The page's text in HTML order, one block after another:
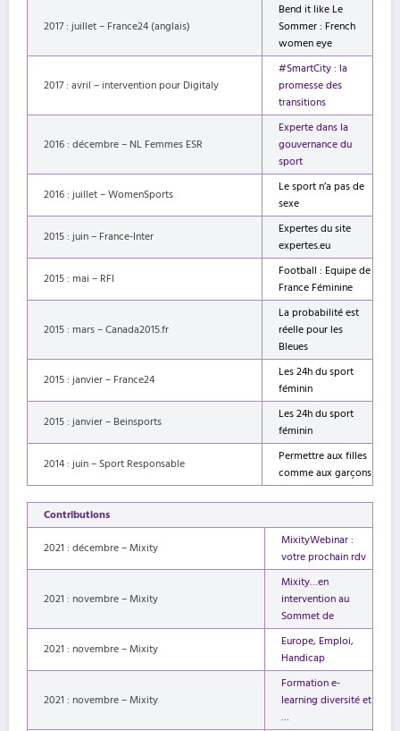
2017 : juillet – France24 (anglais)
Bend it like Le
Sommer : French
women eye
2017 : avril – intervention pour Digitaly
#SmartCity : la
promesse des
transitions
2016 : décembre – NL Femmes ESR
Experte dans la
gouvernance du
sport
2016 : juillet – WomenSports
Le sport n’a pas de
sexe
2015 : juin – France-Inter
Expertes du site
expertes.eu
2015 : mai – RFI
Football : Equipe de
France Féminine
2015 : mars – Canada2015.fr
La probabilité est
réelle pour les
Bleues
2015 : janvier – France24
Les 24h du sport
féminin
2015 : janvier – Beinsports
Les 24h du sport
féminin
2014 : juin – Sport Responsable
Permettre aux filles
comme aux garçons
Contributions
2021 : décembre – Mixity
MixityWebinar :
votre prochain rdv
2021 : novembre – Mixity
Mixity…en
intervention au
Sommet de
2021 : novembre – Mixity
Europe, Emploi,
Handicap
2021 : novembre – Mixity
Formation e-
learning diversité et
…